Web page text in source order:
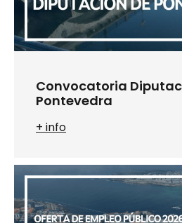
Convocatoria
Pontevedra
+ info